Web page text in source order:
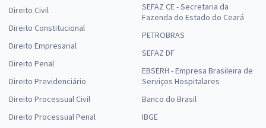
Direito Civil
Direito Constitucional
Direito Empresarial
Direito Penal
Direito Previdenciário
Direito Processual Civil
Direito Processual Penal
SEFAZ CE - Secretaria da
Fazenda do Estado do Ceará
PETROBRAS
SEFAZ DF
EBSERH - Empresa Brasileira de
Serviços Hospitalares
Banco do Brasil
IBGE